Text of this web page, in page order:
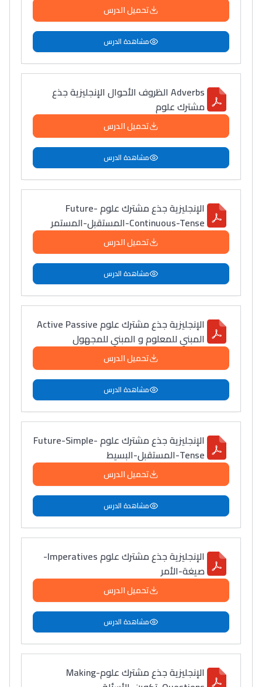
تحميل الدرس
مشاهدة الدرس
Adverbs الظروف الأحوال الإنجليزية جذع
مشترك علوم
تحميل الدرس
مشاهدة الدرس
الإنجليزية جذع مشترك علوم Future-
Continuous-Tense-المستقبل-المستمر
تحميل الدرس
مشاهدة الدرس
الإنجليزية جذع مشترك علوم Active Passive
المبني للمعلوم و المبني للمجهول
تحميل الدرس
مشاهدة الدرس
الإنجليزية جذع مشترك علوم Future-Simple-
Tense-المستقبل-البسيط
تحميل الدرس
مشاهدة الدرس
الإنجليزية جذع مشترك علوم Imperatives-
صيغة-الأمر
تحميل الدرس
مشاهدة الدرس
الإنجليزية جذع مشترك علومMaking-